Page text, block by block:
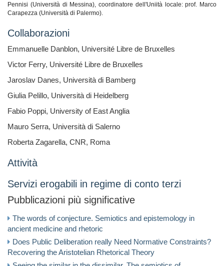
Pennisi (Università di Messina), coordinatore dell'Uniità locale: prof. Marco
Carapezza (Università di Palermo).
Collaborazioni
Emmanuelle Danblon, Université Libre de Bruxelles
Victor Ferry, Université Libre de Bruxelles
Jaroslav Danes, Università di Bamberg
Giulia Pelillo, Università di Heidelberg
Fabio Poppi, University of East Anglia
Mauro Serra, Università di Salerno
Roberta Zagarella, CNR, Roma
Attività
Servizi erogabili in regime di conto terzi
Pubblicazioni più significative
The words of conjecture. Semiotics and epistemology in
ancient medicine and rhetoric
Does Public Deliberation really Need Normative Constraints?
Recovering the Aristotelian Rhetorical Theory